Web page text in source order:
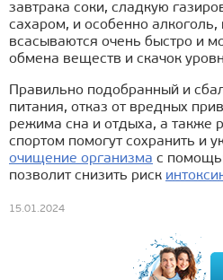
завтрака соки, сладкую
сахаром, и особенно алкоголь,
всасываются очень быстро и
обмена веществ и скачок
Правильно подобранный и
питания, отказ от вредных
режима сна и отдыха, а также
спортом помогут сохранить и
очищение организма с
позволит снизить риск
15.01.2024